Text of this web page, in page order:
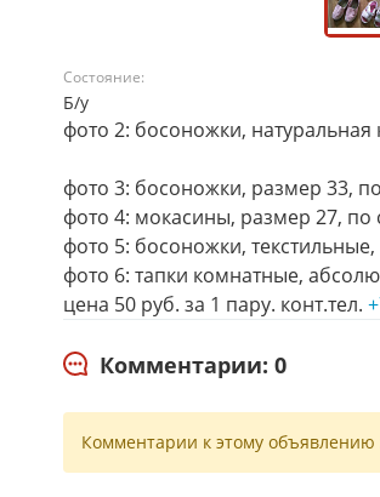
Состояние:
Б/у
фото 2: босоножки, натуральная
фото 3: босоножки, размер 33,
фото 4: мокасины, размер 27, по
фото 5: босоножки,
фото 6: тапки комнатные,
цена 50 руб. за 1 пару. конт.тел.
Комментарии: 0
Комментарии к этому